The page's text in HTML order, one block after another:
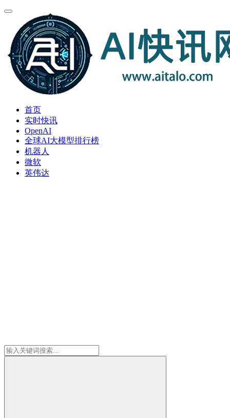
首页
实时快讯
OpenAI
全球AI大模型排行榜
机器人
微软
英伟达